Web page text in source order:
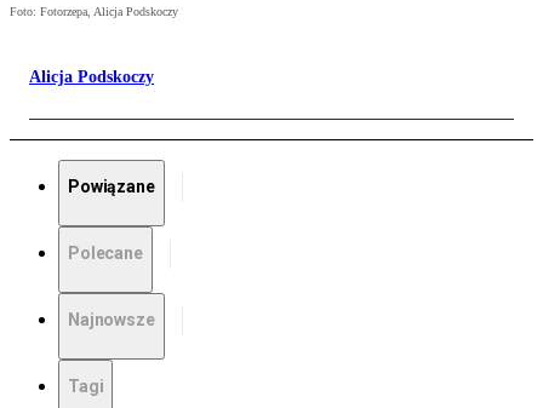
Foto: Fotorzepa, Alicja Podskoczy
Alicja Podskoczy
Powiązane
Polecane
Najnowsze
Tagi